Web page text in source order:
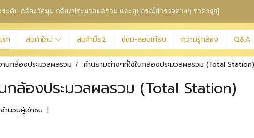
ะดับ กล้องวัดมุม กล้องประมวลผลรวม และอุปกรณ์สำรวจต่างๆ ราคาถูก]
รก สินค้าใหม่ สินค้ามือ2 ซ่อม-สอบเทียบ ความรู้กล้อง Q&A
านกล้องประมวลผลรวม คำนิยามต่างๆที่ใช้ในกล้องประมวลผลรวม (Total Station)
กล้องประมวลผลรวม (Total Station)
ำนวนผู้เข้าชม |